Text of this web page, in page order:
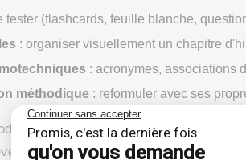
tester (flashcards, feuille blanche,
: organiser visuellement un chapitre
: acronymes, associations
méthodique : reformuler avec ses
n'est compliquée en soi. La
seul abandonne souvent au bout